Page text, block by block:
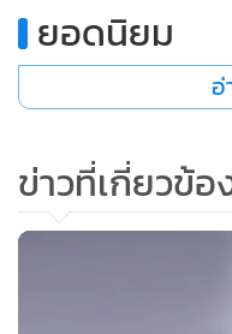
ยอดนิยม
อ่
ข่าวที่เกี่ยวข้อ